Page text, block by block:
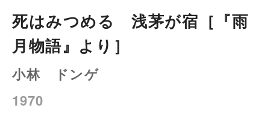
死はみつめる 浅茅が宿［『雨
月物語』より］
小林 ドンゲ
1970